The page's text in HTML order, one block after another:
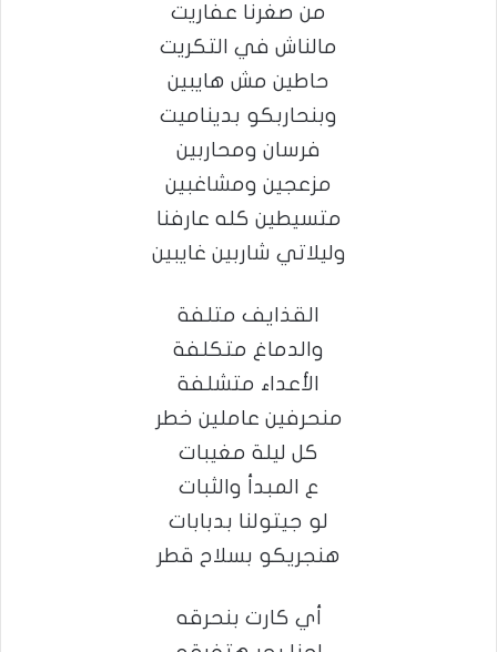
من صغرنا عفاريت
مالناش في التكريت
حاطين مش هايبين
وبنحاربكو بديناميت
فرسان ومحاربين
مزعجين ومشاغبين
متسيطين كله عارفنا
وليلاتي شاربين غايبين
القذايف متلفة
والدماغ متكلفة
الأعداء متشلفة
منحرفين عاملين خطر
كل ليلة مغيبات
ع المبدأ والثبات
لو جيتولنا بدبابات
هنجريكو بسلاح قطر
أي كارت بنحرقه